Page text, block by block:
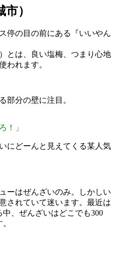
）
停の目の前にある『いいやん
とは、良い塩梅、つまり心地
われます。
部分の壁に注目。
！」
にどーんと見えてくる某人気
ーはぜんざいのみ。しかしい
されていて迷います。最近は
、ぜんざいはどこでも300